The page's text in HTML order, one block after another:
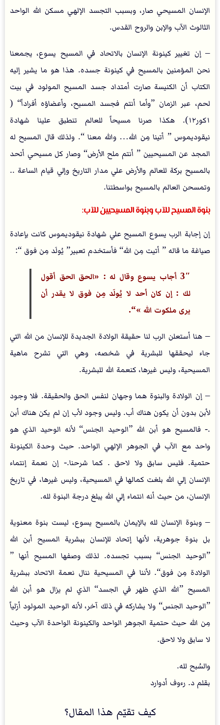
الإنسان المسيحي صار، وبسبب التجسد الإلهي مسكن الله الواحد
الثالوث الآب والإبن والروح القدس.
– إن تغيير كينونة الإنسان بالاتحاد في المسيح يسوع، يجمعنا
نحن المؤمنين بالمسيح في كينونة جسده. هذا هو ما يشير إليه
الكتاب أن الكنيسة صارت أمتداد جسد المسيح المولود في بيت
لحم، عبر الزمان ”وأما أنتم فجسد المسيح، وأعضاؤه أفراداً“ (
١كور١٢). هكذا صرنا مسيحاً للعالم تنطبق علينا شهادة
نيقوديموس ” أتينا مِن الله… والله معنا “. ولذلك قال المسيح له
المجد عن المسيحيين ” أنتم ملح الأرض“ وصار كل مسيحي أتحد
بالمسيح بركة للعالم والأرض علي مدار التاريخ وإلي قيام الساعة ..
وتمسحن العالم بالمسيح بواسطتنا.
بنوة المسيح للآب وبنوة المسيحيين للآب:
إن إجابة الرب يسوع المسيح علي شهادة نيقوديموس كانت بإعادة
صياغة ما قاله ” أتيت مِن الله“ فأستخدم تعبير” يُولَد مِن فوق “:
3″ أجاب يسوع وقال له : «الحق الحق أقول
لك : إن كان أحد لا يُولَد مِن فوق لا يقدر أن
يرى ملكوت الله »“.
– هنا أستعلن الرب لنا حقيقة الولادة الجديدة للإنسان من الله التي
جاء ليحققها للبشرية في شخصه، وهي التي تشرح ماهية
المسيحية، وليس غيرها، كنعمة الله للبشرية.
– إن الولادة والبنوة هما وجهان لنفس الحق والحقيقة. فلا وجود
لأبن بدون أن يكون هناك أب. وليس وجود لأب إن لم يكن هناك أبن
. - فالمسيح هو أبن الله ”الوحيد الجنس“ لأنه الوحيد الذي هو
واحد مع الآب في الجوهر الإلهي الواحد. حيث وحدة الكينونة
حتمية. فليس سابق ولا لاحق . كما شرحنا. - إن نعمة إنتماء
الإنسان إلي الله بلغت كمالها في المسيحية، وليس غيرها، في تاريخ
الإنسان، من حيث أنه انتماء إلي الله يبلغ درجة البنوة لله.
– وبنوة الإنسان لله بالإيمان بالمسيح يسوع، ليست بنوة معنوية
بل بنوة جوهرية، لأنها إتحاد للإنسان ببشرية المسيح أبن الله
”الوحيد الجنس“ بسبب تجسده. لذلك وصفها المسيح أنها ”
الولادة مِن فوق“. لأننا في المسيحية ننال نعمة الاتحاد ببشرية
المسيح ”الله الذي ظهر في الجسد“ الذي لم يزال هو أبن الله
”الوحيد الجنس“ ولا يشاركه في ذلك آخر، لأنه الوحيد المولود أزلياً
مِن الله حيث حتمية الجوهر الواحد والكينونة الواحدة الآب وحيث
لا سابق ولا لاحق.
والسُبح لله.
بقلم د. رءوف أدوارد
كيف تقيّم هذا المقال؟